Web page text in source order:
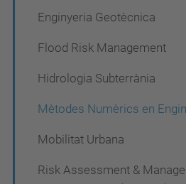
Enginyeria Geotècnica
Flood Risk Management
Hidrologia Subterrània
Mètodes Numèrics en
Mobilitat Urbana
Risk Assessment &